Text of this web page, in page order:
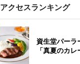
アクセスランキング
資生堂パーラ
「真夏のカレ